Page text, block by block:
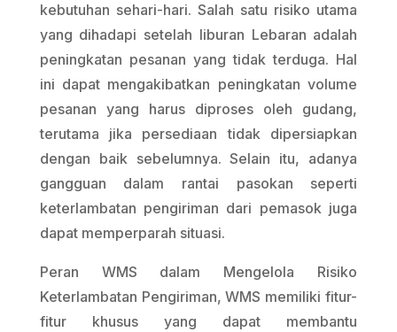
kebutuhan sehari-hari. Salah satu risiko utama
yang dihadapi setelah liburan Lebaran adalah
peningkatan pesanan yang tidak terduga. Hal
ini dapat mengakibatkan peningkatan volume
pesanan yang harus diproses oleh gudang,
terutama jika persediaan tidak dipersiapkan
dengan baik sebelumnya. Selain itu, adanya
gangguan dalam rantai pasokan seperti
keterlambatan pengiriman dari pemasok juga
dapat memperparah situasi.
Peran WMS dalam Mengelola Risiko
Keterlambatan Pengiriman, WMS memiliki fitur-
fitur khusus yang dapat membantu